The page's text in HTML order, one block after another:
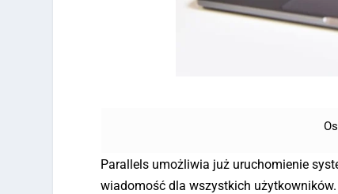
Parallels umożliwia już uruchomienie
wiadomość dla wszystkich użytkowników.